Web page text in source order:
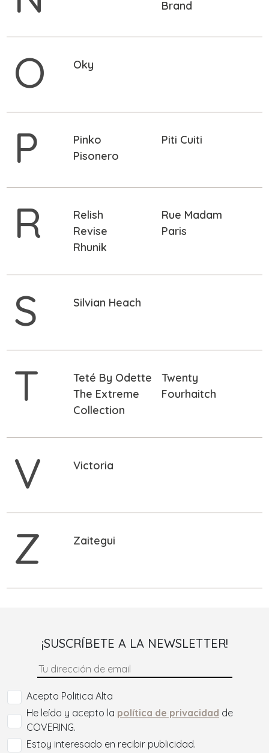
Brand
O Oky
P
Pinko
Pisonero
Piti Cuiti
R
Relish
Revise
Rhunik
Rue Madam
Paris
S Silvian Heach
T
Teté By Odette
The Extreme
Collection
Twenty
Fourhaitch
V Victoria
Z Zaitegui
¡SUSCRÍBETE A LA NEWSLETTER!
Acepto Politica Alta
He leído y acepto la política de privacidad de
COVERING.
Estoy interesado en recibir publicidad.